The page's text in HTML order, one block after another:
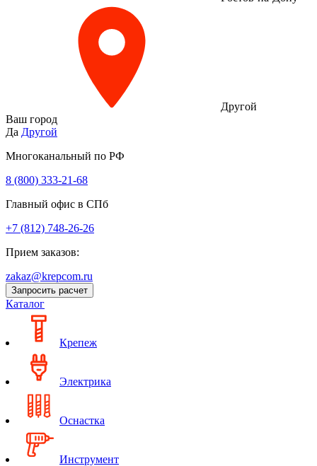
Другой
Ваш город
Да Другой
Многоканальный по РФ
8 (800) 333‑21-68
Главный офис в СПб
+7 (812) 748-26-26
Прием заказов:
zakaz@krepcom.ru
Запросить расчет
Каталог
Крепеж
Электрика
Оснастка
Инструмент